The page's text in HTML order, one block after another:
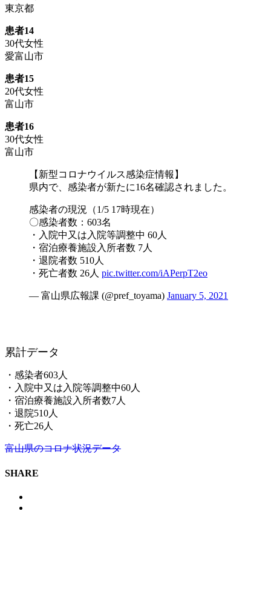
東京都
患者14
30代女性
愛富山市
患者15
20代女性
富山市
患者16
30代女性
富山市
【新型コロナウイルス感染症情報】
県内で、感染者が新たに16名確認されました。
感染者の現況（1/5 17時現在）
〇感染者数：603名
・入院中又は入院等調整中 60人
・宿泊療養施設入所者数 7人
・退院者数 510人
・死亡者数 26人 pic.twitter.com/iAPerpT2eo
— 富山県広報課 (@pref_toyama) January 5, 2021
累計データ
・感染者603人
・入院中又は入院等調整中60人
・宿泊療養施設入所者数7人
・退院510人
・死亡26人
富山県のコロナ状況データ
SHARE